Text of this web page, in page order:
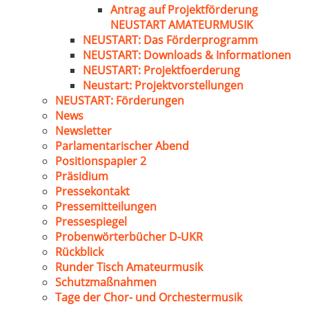
Antrag auf Projektförderung
NEUSTART AMATEURMUSIK
NEUSTART: Das Förderprogramm
NEUSTART: Downloads & Informationen
NEUSTART: Projektfoerderung
Neustart: Projektvorstellungen
NEUSTART: Förderungen
News
Newsletter
Parlamentarischer Abend
Positionspapier 2
Präsidium
Pressekontakt
Pressemitteilungen
Pressespiegel
Probenwörterbücher D-UKR
Rückblick
Runder Tisch Amateurmusik
Schutzmaßnahmen
Tage der Chor- und Orchestermusik